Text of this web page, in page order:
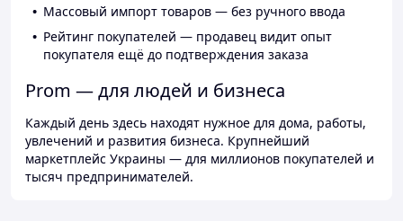
Массовый импорт товаров — без ручного ввода
Рейтинг покупателей — продавец видит опыт
покупателя ещё до подтверждения заказа
Prom — для людей и бизнеса
Каждый день здесь находят нужное для дома, работы,
увлечений и развития бизнеса. Крупнейший
маркетплейс Украины — для миллионов покупателей и
тысяч предпринимателей.